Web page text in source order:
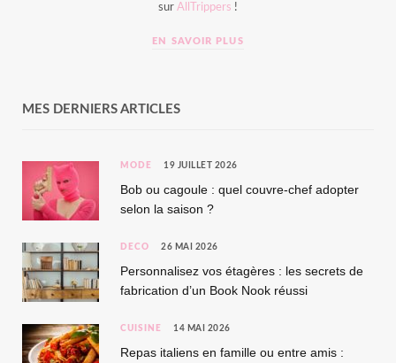
sur AllTrippers !
EN SAVOIR PLUS
MES DERNIERS ARTICLES
MODE 19 JUILLET 2026
Bob ou cagoule : quel couvre-chef adopter
selon la saison ?
DÉCO 26 MAI 2026
Personnalisez vos étagères : les secrets de
fabrication d’un Book Nook réussi
CUISINE 14 MAI 2026
Repas italiens en famille ou entre amis :